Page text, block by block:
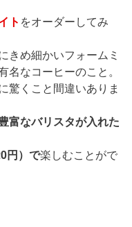
ト をオーダーしてみ
きめ細かいフォームミ
なコーヒーのこと。
驚くこと間違いありま
富なバリスタが入れた
円）で楽しむことがで